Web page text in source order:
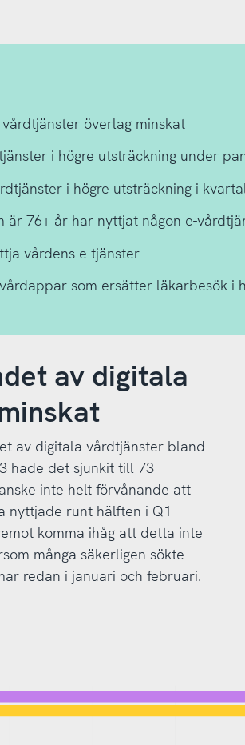
överlag minskat
i högre utsträckning under
i högre utsträckning i
76+ år har nyttjat någon e-
vårdens e-tjänster
som ersätter läkarbesök i
av digitala
av digitala vårdtjänster bland
hade det sjunkit till 73
inte helt förvånande att
nyttjade runt hälften i Q1
komma ihåg att detta inte
många säkerligen sökte
redan i januari och februari.